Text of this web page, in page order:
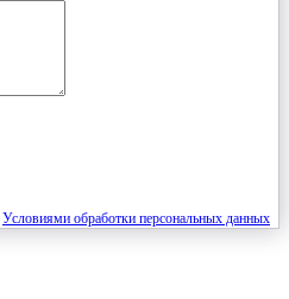
Условиями обработки персональных данных